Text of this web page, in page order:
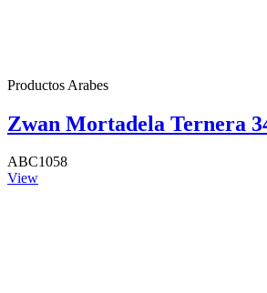
Productos Arabes
Zwan Mortadela Ternera
ABC1058
View